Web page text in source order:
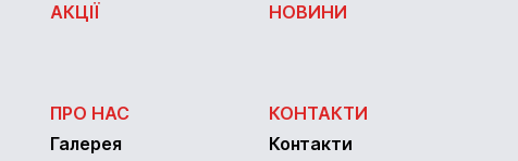
АКЦІЇ НОВИНИ
ПРО НАС
Галерея
КОНТАКТИ
Контакти